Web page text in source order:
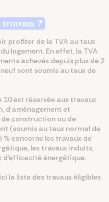
travaux ?
profiter de la TVA au taux
logement. En effet, la TVA
achevés depuis plus de 2
sont soumis au taux de
10 est réservée aux travaux
d'aménagement et
de construction ou de
(soumis au taux normal de
% concerne les travaux de
les travaux induits,
d'efficacité énergétique.
la liste des travaux éligibles